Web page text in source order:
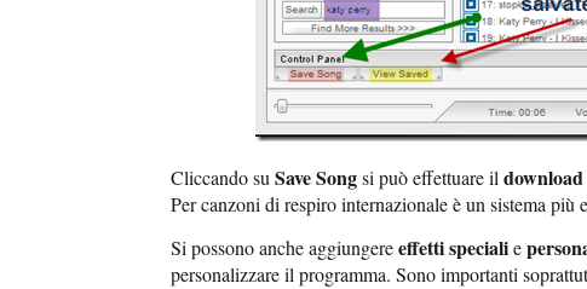
Cliccando su Save Songsi può effettuare il download
Per canzoni di respiro internazionale è un sistema più
Si possono anche aggiungereeffetti specialie
personalizzare il programma. Sono importanti